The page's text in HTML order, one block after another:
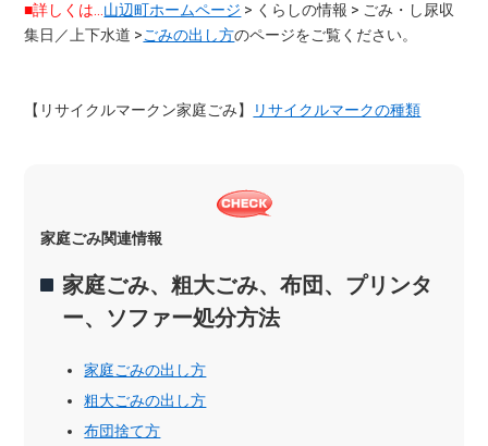
■詳しくは…山辺町ホームページ > くらしの情報 > ごみ・し尿収
集日／上下水道 >ごみの出し方のページをご覧ください。
【リサイクルマークン家庭ごみ】 リサイクルマークの種類
家庭ごみ関連情報
家庭ごみ、粗大ごみ、布団、プリンタ
ー、ソファー処分方法
家庭ごみの出し方
粗大ごみの出し方
布団捨て方